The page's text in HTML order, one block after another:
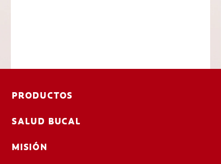
PRODUCTOS
SALUD BUCAL
MISIÓN